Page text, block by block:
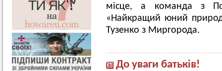
місце, а команда з
«Найкращий юний
Тузенко з Миргорода.
До уваги батьків!